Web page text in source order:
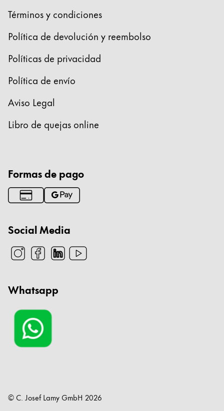
Términos y condiciones
Política de devolución y reembolso
Políticas de privacidad
Política de envío
Aviso Legal
Libro de quejas online
Formas de pago
Social Media
Whatsapp
© C. Josef Lamy GmbH 2026